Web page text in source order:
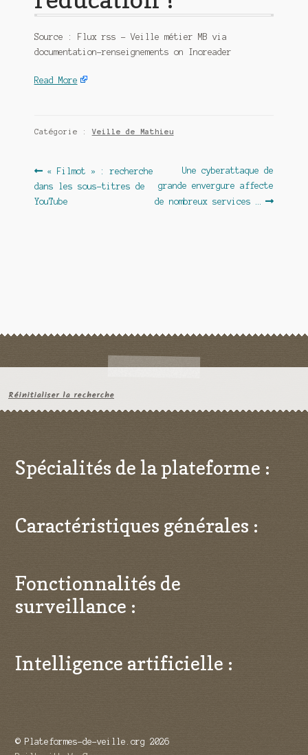
Source : Flux rss – Veille métier MB via
documentation-renseignements on Inoreader
Read More
Catégorie :Veille de Mathieu
Navigation
de
Article
précédent :
« Filmot » : recherche
dans les sous-titres de
YouTube
Article
suivant :
Une cyberattaque de
grande envergure affecte
de nombreux services …
Réinitialiser la recherche
Spécialités de la plateforme :
Caractéristiques générales :
Fonctionnalités de
surveillance :
Intelligence artificielle :
© Plateformes-de-veille.org 2026